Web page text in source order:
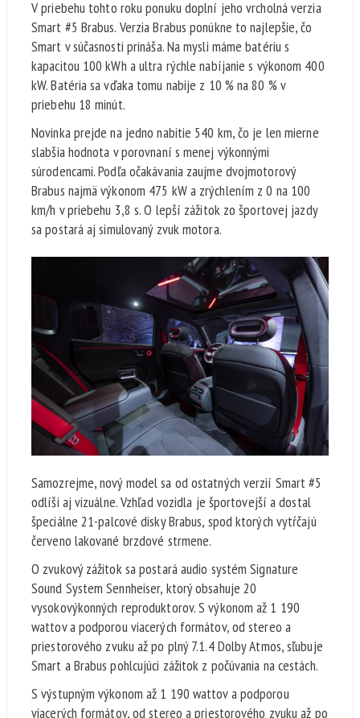
V priebehu tohto roku ponuku doplní jeho vrcholná verzia
Smart #5 Brabus. Verzia Brabus ponúkne to najlepšie, čo
Smart v súčasnosti prináša. Na mysli máme batériu s
kapacitou 100 kWh a ultra rýchle nabíjanie s výkonom 400
kW. Batéria sa vďaka tomu nabije z 10 % na 80 % v
priebehu 18 minút.
Novinka prejde na jedno nabitie 540 km, čo je len mierne
slabšia hodnota v porovnaní s menej výkonnými
súrodencami. Podľa očakávania zaujme dvojmotorový
Brabus najmä výkonom 475 kW a zrýchlením z 0 na 100
km/h v priebehu 3,8 s. O lepší zážitok zo športovej jazdy
sa postará aj simulovaný zvuk motora.
Samozrejme, nový model sa od ostatných verzií Smart #5
odlíši aj vizuálne. Vzhľad vozidla je športovejší a dostal
špeciálne 21-palcové disky Brabus, spod ktorých vytŕčajú
červeno lakované brzdové strmene.
O zvukový zážitok sa postará audio systém Signature
Sound System Sennheiser, ktorý obsahuje 20
vysokovýkonných reproduktorov. S výkonom až 1 190
wattov a podporou viacerých formátov, od stereo a
priestorového zvuku až po plný 7.1.4 Dolby Atmos, sľubuje
Smart a Brabus pohlcujúci zážitok z počúvania na cestách.
S výstupným výkonom až 1 190 wattov a podporou
viacerých formátov, od stereo a priestorového zvuku až po